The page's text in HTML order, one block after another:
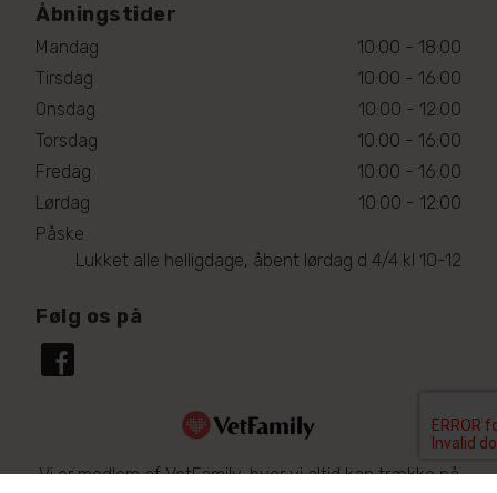
Åbningstider
Mandag
10:00 - 18:00
Tirsdag
10:00 - 16:00
Onsdag
10:00 - 12:00
Torsdag
10:00 - 16:00
Fredag
10:00 - 16:00
Lørdag
10:00 - 12:00
Påske
Lukket alle helligdage, åbent lørdag d 4/4 kl 10-12
Følg os på
Vi er medlem af VetFamily, hvor vi altid kan trække på